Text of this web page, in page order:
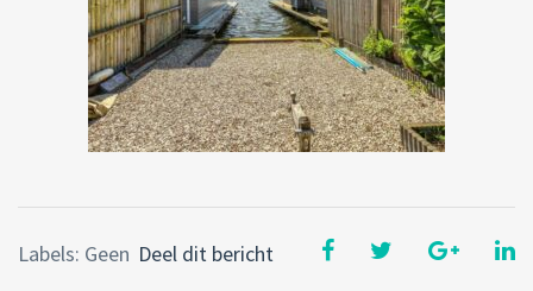
Deel dit bericht
Labels: Geen